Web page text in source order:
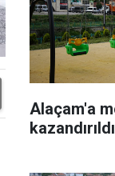
Alaçam'a
kazandırıldı